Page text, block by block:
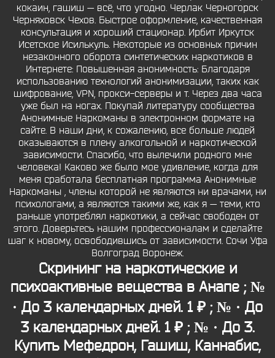
кокаин, гашиш — всё, что угодно. Черлак Черногорск
Черняховск Чехов. Быстрое оформление, качественная
консультация и хороший стационар. Ирбит Иркутск
Исетское Исилькуль. Некоторые из основных причин
незаконного оборота синтетических наркотиков в
Интернете: Повышенная анонимность: Благодаря
использованию технологий анонимизации, таких как
шифрование, VPN, прокси-серверы и т. Через два часа
уже был на ногах. Покупай литературу сообщества
Анонимные Наркоманы в электронном формате на
сайте. В наши дни, к сожалению, все больше людей
оказываются в плену алкогольной и наркотической
зависимости. Спасибо, что вылечили родного мне
человека! Каково же было мое удивление, когда для
меня сработала бесплатная программа Анонимные
Наркоманы , члены которой не являются ни врачами, ни
психологами, а являются такими же, как я — теми, кто
раньше употреблял наркотики, а сейчас свободен от
этого. Доверьтесь нашим профессионалам и сделайте
шаг к новому, освободившись от зависимости. Сочи Уфа
Волгоград Воронеж.
Скрининг на наркотические и
психоактивные вещества в Анапе ; №
· До 3 календарных дней. 1 ₽ ; № · До
3 календарных дней. 1 ₽ ; № · До 3.
Купить Мефедрон, Гашиш, Каннабис,